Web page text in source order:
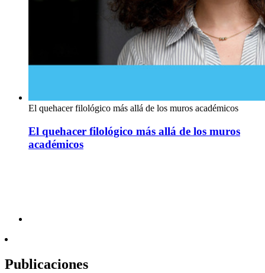
El quehacer filológico más allá de los muros académicos
El quehacer filológico más allá de los muros
académicos
Publicaciones